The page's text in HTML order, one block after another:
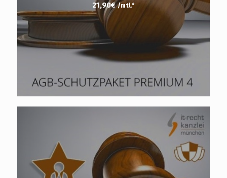
21,90€ /mtl.*